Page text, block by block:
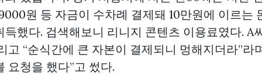
원 등 자금이 수차례 결제돼 10만원에 이르는
득했다. 검색해보니 리니지 콘텐츠 이용료였다. A
고 “순식간에 큰 자본이 결제되니 멍해지더라”라
요청을 했다”고 썼다.